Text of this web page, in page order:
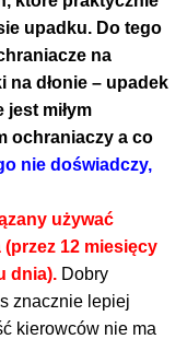
upadku. Do tego
na
na dłonie – upadek
jest miłym
ochraniaczy a co
nie doświadczy,
używać
(przez 12 miesięcy
dnia). Dobry
znacznie lepiej
kierowców nie ma